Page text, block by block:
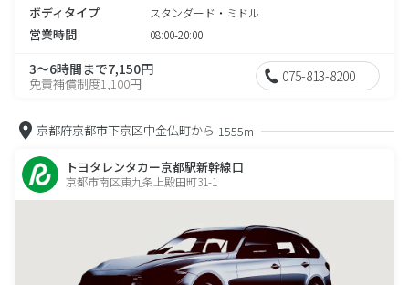
ボディタイプ スタンダード・ミドル
営業時間 08:00-20:00
3～6時間まで7,150円
免責補償制度1,100円 075-813-8200
京都府京都市下京区中金仏町から 1555m
トヨタレンタカー京都駅新幹線口
京都市南区東九条上殿田町31-1